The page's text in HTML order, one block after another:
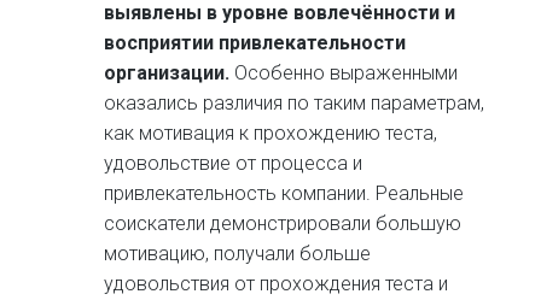
выявлены в уровне вовлечённости и
восприятии привлекательности
организации. Особенно выраженными
оказались различия по таким параметрам,
как мотивация к прохождению теста,
удовольствие от процесса и
привлекательность компании. Реальные
соискатели демонстрировали большую
мотивацию, получали больше
удовольствия от прохождения теста и